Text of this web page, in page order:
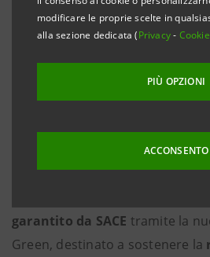
modificare le proprie scelte in
alla sezione dedicata (Privacy-
PIÙ OPZIONI
ACCONSENTO
contribuendo allo
sostenibile ed efficiente
nazionale
Roma, 19 luglio 2021– Salcef
in Italia. Il Gruppo, leader
delle infrastrutture ferroviarie,
garantito da SACE tramite la
Green, destinato a sostenere la